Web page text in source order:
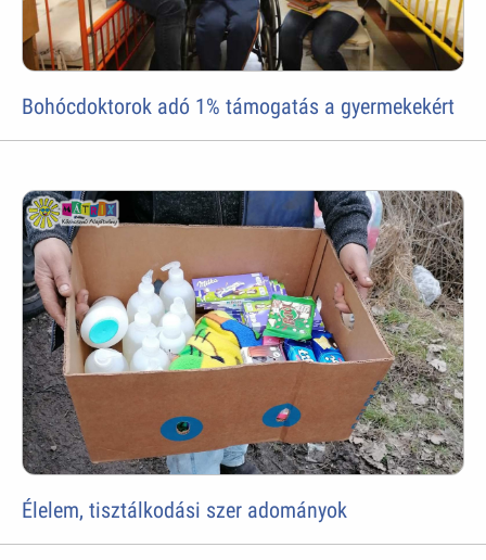
Bohócdoktorok adó 1% támogatás a gyermekekért
Élelem, tisztálkodási szer adományok